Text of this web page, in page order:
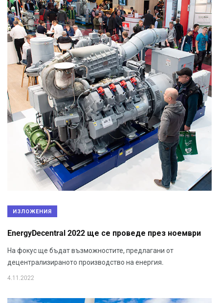
ИЗЛОЖЕНИЯ
EnergyDecentral 2022 ще се проведе през ноември
На фокус ще бъдат възможностите, предлагани от
децентрализираното производство на енергия.
4.11.2022